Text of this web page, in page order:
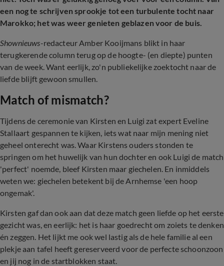
een nog te schrijven sprookje tot een turbulente tocht naar
Marokko; het was weer genieten geblazen voor de buis.
Shownieuws-redacteur Amber Kooijmans blikt in haar
terugkerende column terug op de hoogte- (en diepte) punten
van de week. Want eerlijk, zo'n publiekelijke zoektocht naar de
liefde blijft gewoon smullen.
Match of mismatch?
Tijdens de ceremonie van Kirsten en Luigi zat expert Eveline
Stallaart gespannen te kijken, iets wat naar mijn mening niet
geheel onterecht was. Waar Kirstens ouders stonden te
springen om het huwelijk van hun dochter en ook Luigi de match
'perfect' noemde, bleef Kirsten maar giechelen. En inmiddels
weten we: giechelen betekent bij de Arnhemse 'een hoop
ongemak'.
Kirsten gaf dan ook aan dat deze match geen liefde op het eerste
gezicht was, en eerlijk: het is haar goedrecht om zoiets te denken
én zeggen. Het lijkt me ook wel lastig als de hele familie al een
plekje aan tafel heeft gereserveerd voor de perfecte schoonzoon
en jij nog in de startblokken staat.